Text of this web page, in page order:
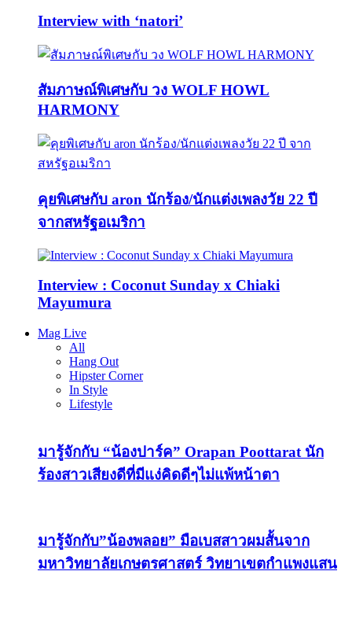
Interview with ‘natori’
สัมภาษณ์พิเศษกับ วง WOLF HOWL
HARMONY
คุยพิเศษกับ aron นักร้อง/นักแต่งเพลงวัย 22 ปี
จากสหรัฐอเมริกา
Interview : Coconut Sunday x Chiaki
Mayumura
Mag Live
All
Hang Out
Hipster Corner
In Style
Lifestyle
มารู้จักกับ “น้องปาร์ค” Orapan Poottarat นัก
ร้องสาวเสียงดีที่มีแง่คิดดีๆไม่แพ้หน้าตา
มารู้จักกับ”น้องพลอย” มือเบสสาวผมสั้นจาก
มหาวิทยาลัยเกษตรศาสตร์ วิทยาเขตกำแพงแสน